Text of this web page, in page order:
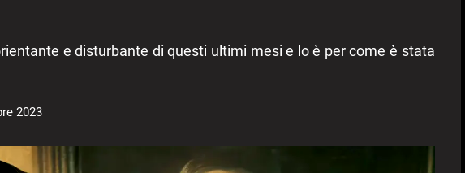
e disturbante di questi ultimi mesi e lo è per come è stata
2023